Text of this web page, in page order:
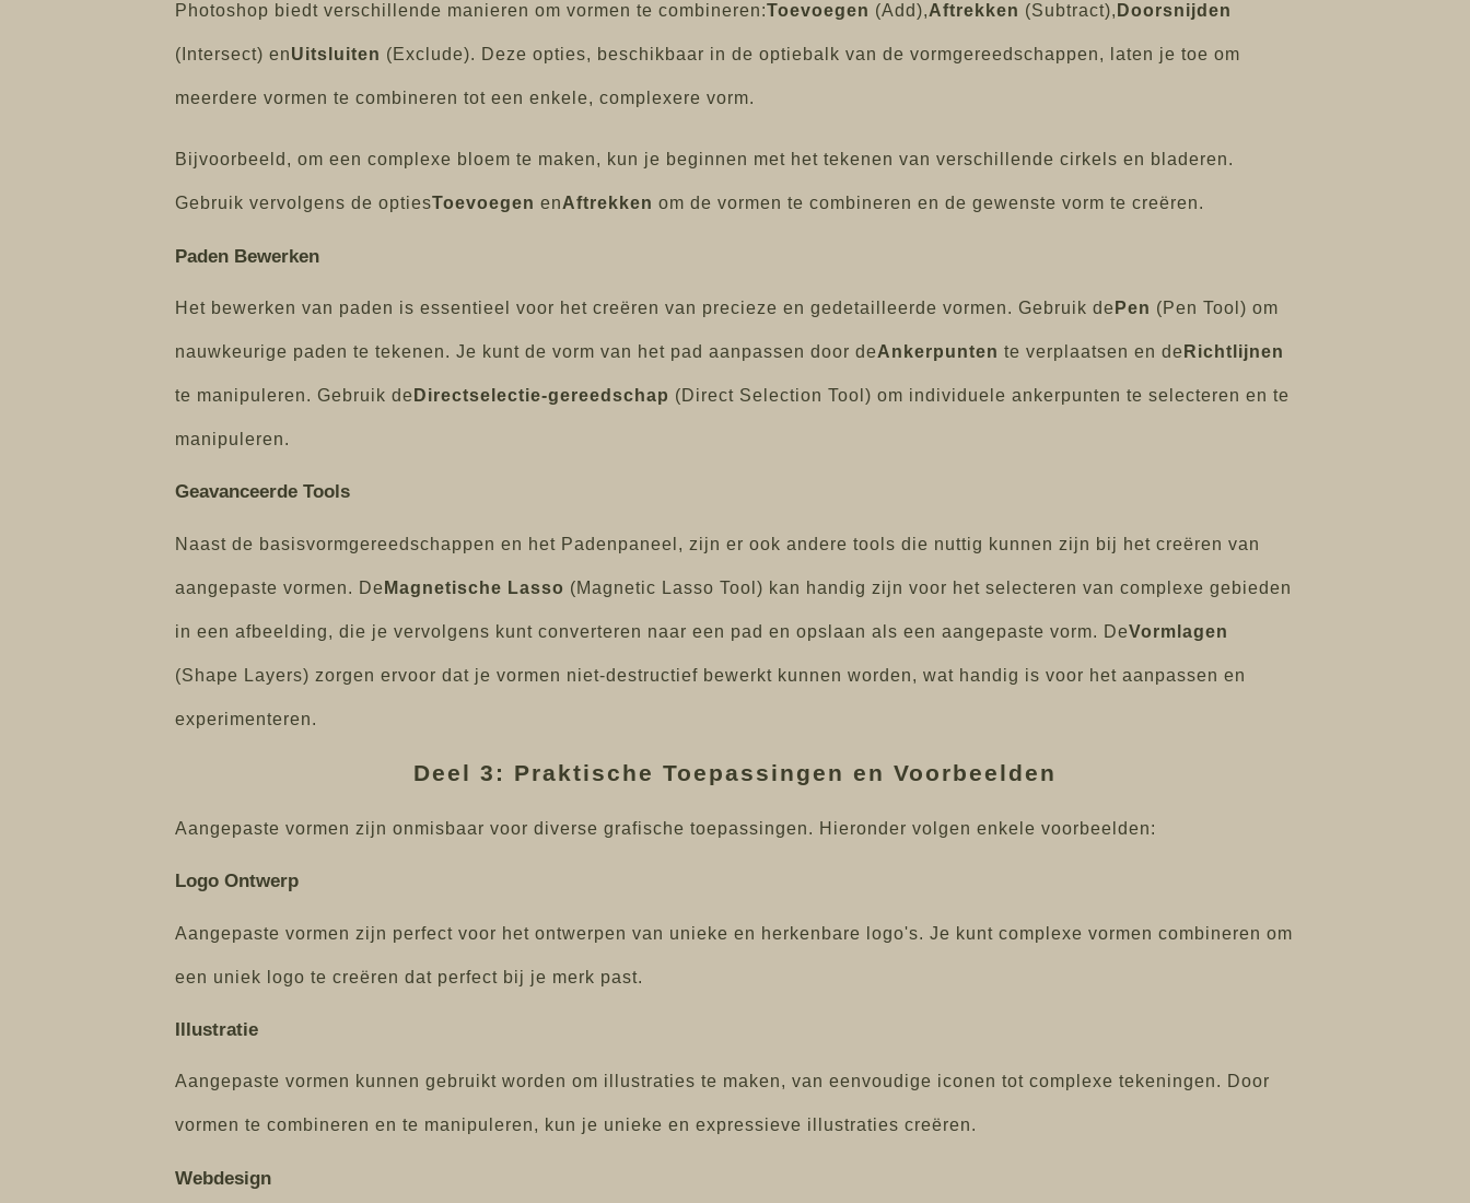
Photoshop biedt verschillende manieren om vormen te combineren:Toevoegen (Add),Aftrekken (Subtract), Doorsnijden
(Intersect) enUitsluiten (Exclude). Deze opties, beschikbaar in de optiebalk van de vormgereedschappen, laten je toe om
meerdere vormen te combineren tot een enkele, complexere vorm.
Bijvoorbeeld, om een complexe bloem te maken, kun je beginnen met het tekenen van verschillende cirkels en bladeren.
Gebruik vervolgens de optiesToevoegen enAftrekken om de vormen te combineren en de gewenste vorm te creëren.
Paden Bewerken
Het bewerken van paden is essentieel voor het creëren van precieze en gedetailleerde vormen. Gebruik de Pen (Pen Tool) om
nauwkeurige paden te tekenen. Je kunt de vorm van het pad aanpassen door deAnkerpunten te verplaatsen en de Richtlijnen
te manipuleren. Gebruik de Directselectie-gereedschap (Direct Selection Tool) om individuele ankerpunten te selecteren en te
manipuleren.
Geavanceerde Tools
Naast de basisvormgereedschappen en het Padenpaneel, zijn er ook andere tools die nuttig kunnen zijn bij het creëren van
aangepaste vormen. De Magnetische Lasso (Magnetic Lasso Tool) kan handig zijn voor het selecteren van complexe gebieden
in een afbeelding, die je vervolgens kunt converteren naar een pad en opslaan als een aangepaste vorm. DeVormlagen
(Shape Layers) zorgen ervoor dat je vormen niet-destructief bewerkt kunnen worden, wat handig is voor het aanpassen en
experimenteren.
Deel 3: Praktische Toepassingen en Voorbeelden
Aangepaste vormen zijn onmisbaar voor diverse grafische toepassingen. Hieronder volgen enkele voorbeelden:
Logo Ontwerp
Aangepaste vormen zijn perfect voor het ontwerpen van unieke en herkenbare logo's. Je kunt complexe vormen combineren om
een uniek logo te creëren dat perfect bij je merk past.
Illustratie
Aangepaste vormen kunnen gebruikt worden om illustraties te maken, van eenvoudige iconen tot complexe tekeningen. Door
vormen te combineren en te manipuleren, kun je unieke en expressieve illustraties creëren.
Webdesign